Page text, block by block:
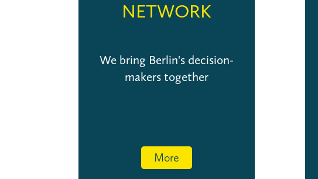
NETWORK
We bring Berlin's decision-
makers together
More